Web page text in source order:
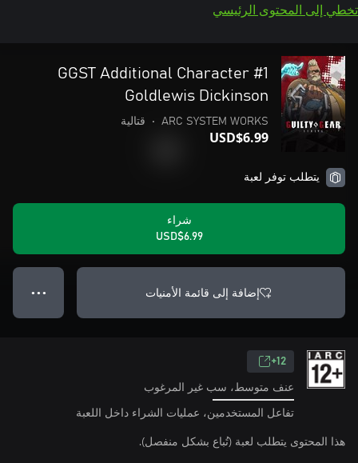
تخطي إلى المحتوى الرئيسي
GGST Additional Character #1
Goldlewis Dickinson
ARC SYSTEM WORKS
• قتالية
USD$6.99
يتطلب توفر لعبة
شراء
USD$6.99
إضافة إلى قائمة الأمنيات ● ● ●
12+
عنف متوسط، سب غير المرغوب
تفاعل المستخدمين، عمليات الشراء داخل اللعبة
هذا المحتوى يتطلب لعبة (تُباع بشكل منفصل).